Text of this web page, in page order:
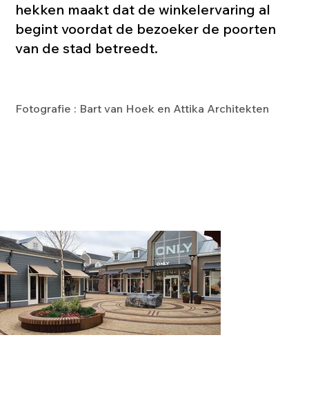
hekken maakt dat de winkelervaring al
begint voordat de bezoeker de poorten
van de stad betreedt.
Fotografie : Bart van Hoek en Attika Architekten